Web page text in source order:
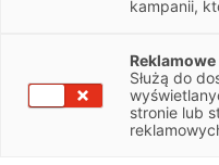
kampanii,
Reklamowe
Służą do
stronie lub